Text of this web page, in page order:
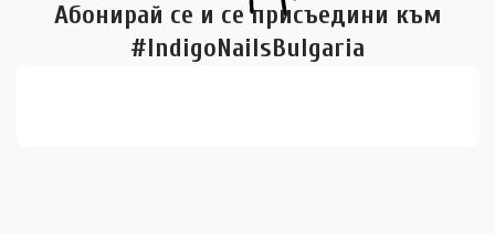
Абонирай се и се присъедини към
#IndigoNailsBulgaria